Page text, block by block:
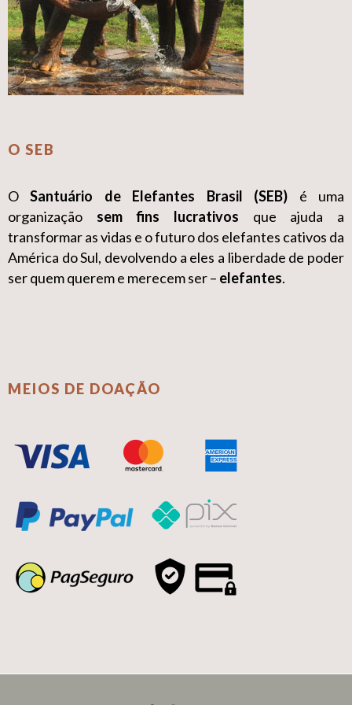
O SEB
OSantuário de Elefantes Brasil (SEB) é uma
organização sem fins lucrativos que ajuda a
transformar as vidas e o futuro dos elefantes cativos da
América do Sul, devolvendo a eles a liberdade de poder
ser quem querem e merecem ser – elefantes.
MEIOS DE DOAÇÃO